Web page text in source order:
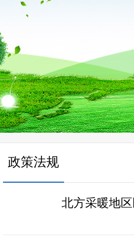
政策法规
北方采暖地